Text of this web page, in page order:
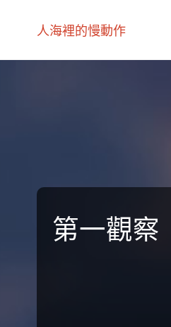
人海裡的慢動作
第一觀察